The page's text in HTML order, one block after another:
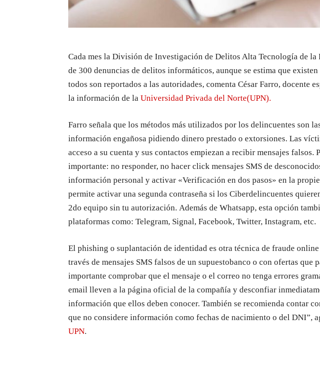
Cada mes la División de Investigación de Delitos Alta Tecnología de la
de 300 denuncias de delitos informáticos, aunque se estima que
todos son reportados a las autoridades, comenta César Farro, docente
la información de la Universidad Privada del Norte(UPN).
Farro señala que los métodos más utilizados por los delincuentes son
información engañosa pidiendo dinero prestado o extorsiones. Las
acceso a su cuenta y sus contactos empiezan a recibir mensajes falsos.
importante: no responder, no hacer click mensajes SMS de
información personal y activar «Verificación en dos pasos» en la
permite activar una segunda contraseña si los Ciberdelincuentes
2do equipo sin tu autorización. Además de Whatsapp, esta opción
plataformas como: Telegram, Signal, Facebook, Twitter, Instagram, etc.
El phishing o suplantación de identidad es otra técnica de fraude online
través de mensajes SMS falsos de un supuestobanco o con ofertas que
importante comprobar que el mensaje o el correo no tenga errores
email lleven a la página oficial de la compañía y desconfiar
información que ellos deben conocer. También se recomienda contar
que no considere información como fechas de nacimiento o del DNI”,
UPN.